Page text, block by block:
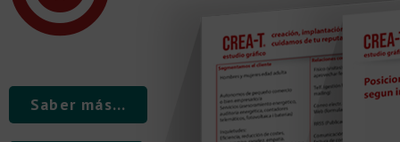
Saber más...